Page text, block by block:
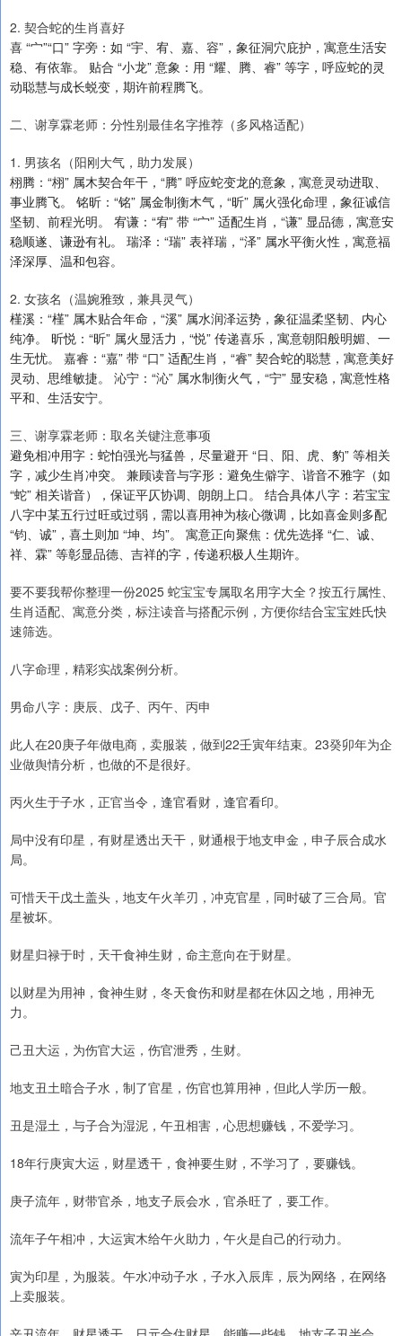
2. 契合蛇的生肖喜好
喜 “宀”“口” 字旁：如 “宇、宥、嘉、容”，象征洞穴庇护，寓意生活安
稳、有依靠。 贴合 “小龙” 意象：用 “耀、腾、睿” 等字，呼应蛇的灵
动聪慧与成长蜕变，期许前程腾飞。
二、谢享霖老师：分性别最佳名字推荐（多风格适配）
1. 男孩名（阳刚大气，助力发展）
栩腾：“栩” 属木契合年干，“腾” 呼应蛇变龙的意象，寓意灵动进取、
事业腾飞。 铭昕：“铭” 属金制衡木气，“昕” 属火强化命理，象征诚信
坚韧、前程光明。 宥谦：“宥” 带 “宀” 适配生肖，“谦” 显品德，寓意安
稳顺遂、谦逊有礼。 瑞泽：“瑞” 表祥瑞，“泽” 属水平衡火性，寓意福
泽深厚、温和包容。
2. 女孩名（温婉雅致，兼具灵气）
槿溪：“槿” 属木贴合年命，“溪” 属水润泽运势，象征温柔坚韧、内心
纯净。 昕悦：“昕” 属火显活力，“悦” 传递喜乐，寓意朝阳般明媚、一
生无忧。 嘉睿：“嘉” 带 “口” 适配生肖，“睿” 契合蛇的聪慧，寓意美好
灵动、思维敏捷。 沁宁：“沁” 属水制衡火气，“宁” 显安稳，寓意性格
平和、生活安宁。
三、谢享霖老师：取名关键注意事项
避免相冲用字：蛇怕强光与猛兽，尽量避开 “日、阳、虎、豹” 等相关
字，减少生肖冲突。 兼顾读音与字形：避免生僻字、谐音不雅字（如
“蛇” 相关谐音），保证平仄协调、朗朗上口。 结合具体八字：若宝宝
八字中某五行过旺或过弱，需以喜用神为核心微调，比如喜金则多配
“钧、诚”，喜土则加 “坤、均”。 寓意正向聚焦：优先选择 “仁、诚、
祥、霖” 等彰显品德、吉祥的字，传递积极人生期许。
要不要我帮你整理一份2025 蛇宝宝专属取名用字大全？按五行属性、
生肖适配、寓意分类，标注读音与搭配示例，方便你结合宝宝姓氏快
速筛选。
八字命理，精彩实战案例分析。
男命八字：庚辰、戊子、丙午、丙申
此人在20庚子年做电商，卖服装，做到22壬寅年结束。23癸卯年为企
业做舆情分析，也做的不是很好。
丙火生于子水，正官当令，逢官看财，逢官看印。
局中没有印星，有财星透出天干，财通根于地支申金，申子辰合成水
局。
可惜天干戊土盖头，地支午火羊刃，冲克官星，同时破了三合局。官
星被坏。
财星归禄于时，天干食神生财，命主意向在于财星。
以财星为用神，食神生财，冬天食伤和财星都在休囚之地，用神无
力。
己丑大运，为伤官大运，伤官泄秀，生财。
地支丑土暗合子水，制了官星，伤官也算用神，但此人学历一般。
丑是湿土，与子合为湿泥，午丑相害，心思想赚钱，不爱学习。
18年行庚寅大运，财星透干，食神要生财，不学习了，要赚钱。
庚子流年，财带官杀，地支子辰会水，官杀旺了，要工作。
流年子午相冲，大运寅木给午火助力，午火是自己的行动力。
寅为印星，为服装。午水冲动子水，子水入辰库，辰为网络，在网络
上卖服装。